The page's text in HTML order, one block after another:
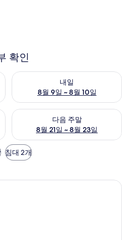
확인
8일 ~ 8월 9일
내일
8월 9일 ~ 8월 10일
내일 예약 가능 여부 확인, 8월
월 14일 ~ 8월 16일
다음 주말
8월 21일 ~ 8월 23일
다음 주말 예약 가능 여부 확인
침대 2개
미니바, 객실 내 금고, 책상, 노트북 작